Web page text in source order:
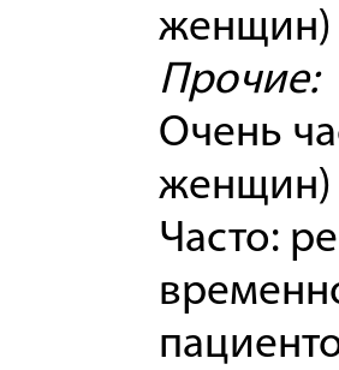
женщин)
Прочие:
Очень
женщин)
Часто: